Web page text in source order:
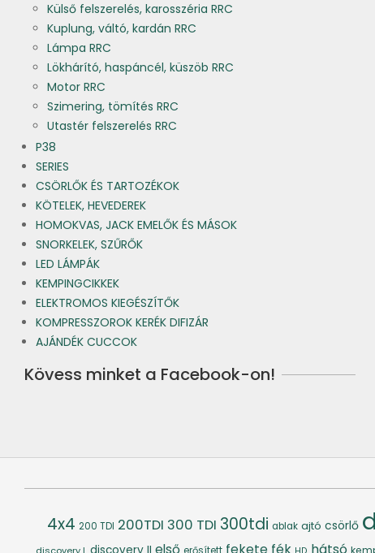
Külső felszerelés, karosszéria RRC
Kuplung, váltó, kardán RRC
Lámpa RRC
Lökhárító, haspáncél, küszöb RRC
Motor RRC
Szimering, tömítés RRC
Utastér felszerelés RRC
P38
SERIES
CSÖRLŐK ÉS TARTOZÉKOK
KÖTELEK, HEVEDEREK
HOMOKVAS, JACK EMELŐK ÉS MÁSOK
SNORKELEK, SZŰRŐK
LED LÁMPÁK
KEMPINGCIKKEK
ELEKTROMOS KIEGÉSZÍTŐK
KOMPRESSZOROK KERÉK DIFIZÁR
AJÁNDÉK CUCCOK
Kövess minket a Facebook-on!
4x4 200 TDI 200TDI 300 TDI 300tdi ablak ajtó csörlő
első fekete